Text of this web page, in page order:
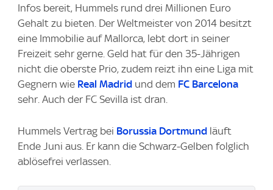
Infos bereit, Hummels rund drei Millionen Euro
Gehalt zu bieten. Der Weltmeister von 2014 besitzt
eine Immobilie auf Mallorca, lebt dort in seiner
Freizeit sehr gerne. Geld hat für den 35-Jährigen
nicht die oberste Prio, zudem reizt ihn eine Liga mit
Gegnern wie Real Madrid und dem FC Barcelona
sehr. Auch der FC Sevilla ist dran.
Hummels Vertrag bei Borussia Dortmund läuft
Ende Juni aus. Er kann die Schwarz-Gelben folglich
ablösefrei verlassen.